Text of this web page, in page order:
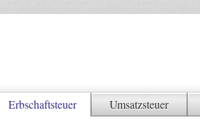
Erbschaftsteuer Umsatzsteuer